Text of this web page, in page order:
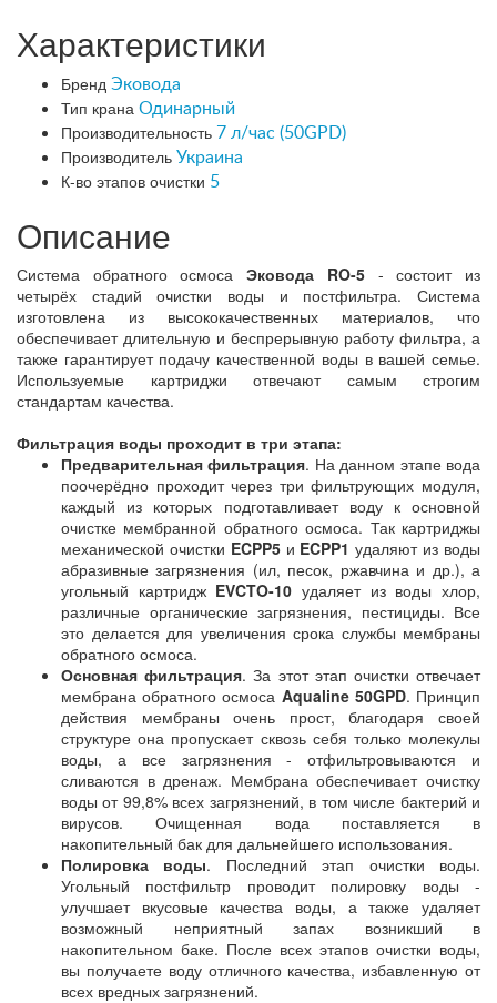
Характеристики
Бренд Эковода
Тип крана Одинарный
Производительность 7 л/час (50GPD)
Производитель Украина
К-во этапов очистки 5
Описание
Система обратного осмосаЭковода RO-5- состоит из
четырёх стадий очистки воды и постфильтра. Система
изготовлена из высококачественных материалов, что
обеспечивает длительную и беспрерывную работу фильтра, а
также гарантирует подачу качественной воды в вашей семье.
Используемые картриджи отвечают самым строгим
стандартам качества.
Фильтрация воды проходит в три этапа:
Предварительная фильтрация. На данном этапе вода
поочерёдно проходит через три фильтрующих модуля,
каждый из которых подготавливает воду к основной
очистке мембранной обратного осмоса. Так картриджы
механической очистки ECPP5 и ECPP1 удаляют из воды
абразивные загрязнения (ил, песок, ржавчина и др.), а
угольный картридж EVCTO-10 удаляет из воды хлор,
различные органические загрязнения, пестициды. Все
это делается для увеличения срока службы мембраны
обратного осмоса.
Основная фильтрация. За этот этап очистки отвечает
мембрана обратного осмоса Aqualine 50GPD. Принцип
действия мембраны очень прост, благодаря своей
структуре она пропускает сквозь себя только молекулы
воды, а все загрязнения - отфильтровываются и
сливаются в дренаж. Мембрана обеспечивает очистку
воды от 99,8% всех загрязнений, в том числе бактерий и
вирусов. Очищенная вода поставляется в
накопительный бак для дальнейшего использования.
Полировка воды. Последний этап очистки воды.
Угольный постфильтр проводит полировку воды -
улучшает вкусовые качества воды, а также удаляет
возможный неприятный запах возникший в
накопительном баке. После всех этапов очистки воды,
вы получаете воду отличного качества, избавленную от
всех вредных загрязнений.